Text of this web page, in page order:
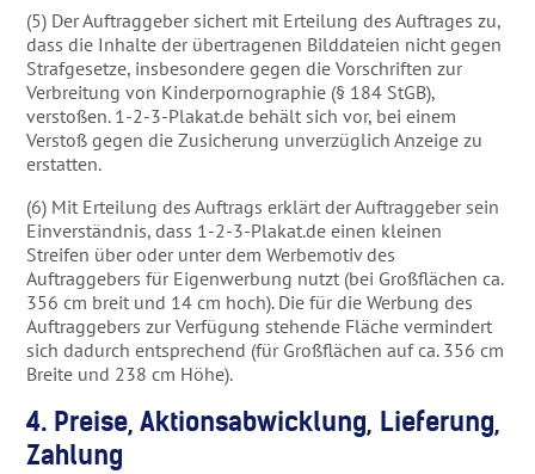
(5) Der Auftraggeber sichert mit Erteilung des Auftrages zu,
dass die Inhalte der übertragenen Bilddateien nicht gegen
Strafgesetze, insbesondere gegen die Vorschriften zur
Verbreitung von Kinderpornographie (§ 184 StGB),
verstoßen. 1-2-3-Plakat.de behält sich vor, bei einem
Verstoß gegen die Zusicherung unverzüglich Anzeige zu
erstatten.
(6) Mit Erteilung des Auftrags erklärt der Auftraggeber sein
Einverständnis, dass 1-2-3-Plakat.de einen kleinen
Streifen über oder unter dem Werbemotiv des
Auftraggebers für Eigenwerbung nutzt (bei Großflächen ca.
356 cm breit und 14 cm hoch). Die für die Werbung des
Auftraggebers zur Verfügung stehende Fläche vermindert
sich dadurch entsprechend (für Großflächen auf ca. 356 cm
Breite und 238 cm Höhe).
4. Preise, Aktionsabwicklung, Lieferung,
Zahlung